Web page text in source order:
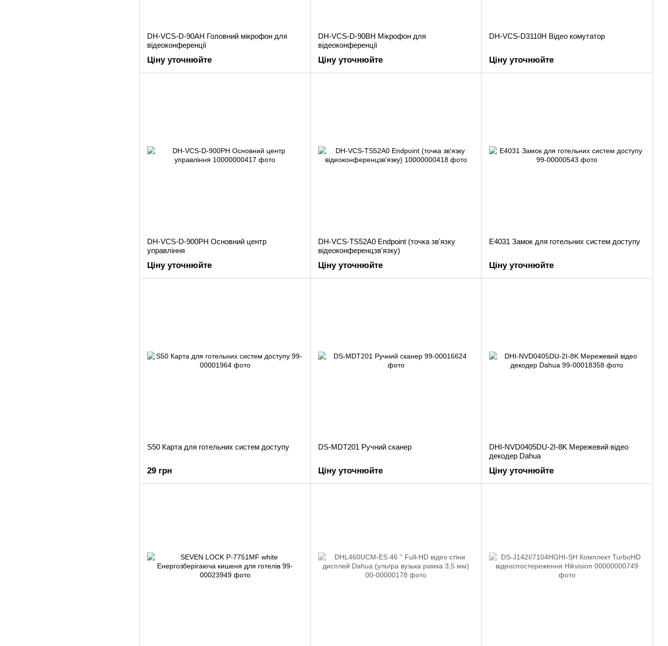
DH-VCS-D-90AH Головний мікрофон для
відеоконференції
Ціну уточнюйте
DH-VCS-D-90BH Мікрофон для
відеоконференції
Ціну уточнюйте
DH-VCS-D3110H Відео комутатор
Ціну уточнюйте
DH-VCS-D-900PH Основний центр
управління
Ціну уточнюйте
DH-VCS-TS52A0 Endpoint (точка зв'язку
відеоконференцзв'язку)
Ціну уточнюйте
E4031 Замок для готельних систем доступу
Ціну уточнюйте
S50 Карта для готельних систем доступу
29 грн
DS-MDT201 Ручний сканер
Ціну уточнюйте
DHI-NVD0405DU-2I-8K Мережевий відео
декодер Dahua
Ціну уточнюйте